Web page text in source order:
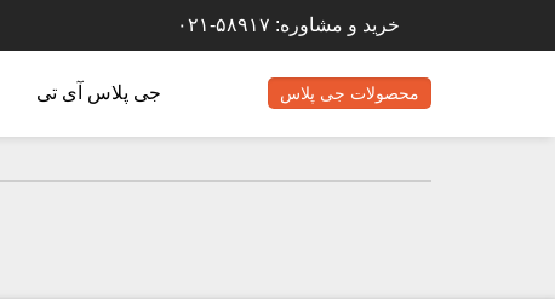
خرید و مشاوره: ۵۸۹۱۷-۰۲۱
محصولات جی پلاس جی پلاس آی تی